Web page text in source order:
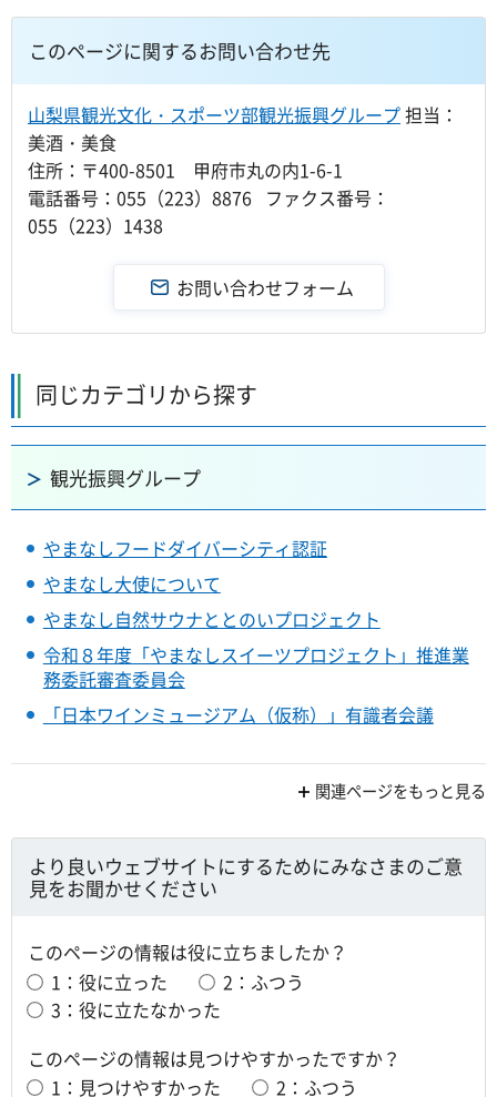
このページに関するお問い合わせ先
山梨県観光文化・スポーツ部観光振興グループ担当：
美酒・美食
住所：〒400-8501 甲府市丸の内1-6-1
電話番号：055（223）8876 ファクス番号：
055（223）1438
同じカテゴリから探す
観光振興グループ
やまなしフードダイバーシティ認証
やまなし大使について
やまなし自然サウナととのいプロジェクト
令和８年度「やまなしスイーツプロジェクト」推進業
務委託審査委員会
「日本ワインミュージアム（仮称）」有識者会議
関連ページをもっと見る
より良いウェブサイトにするためにみなさまのご意
見をお聞かせください
このページの情報は役に立ちましたか？
1：役に立った
2：ふつう
3：役に立たなかった
このページの情報は見つけやすかったですか？
1：見つけやすかった
2：ふつう